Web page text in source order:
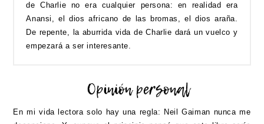
de Charlie no era cualquier persona: en realidad era
Anansi, el dios africano de las bromas, el dios araña.
De repente, la aburrida vida de Charlie dará un vuelco y
empezará a ser interesante.
En mi vida lectora solo hay una regla: Neil Gaiman nunca me